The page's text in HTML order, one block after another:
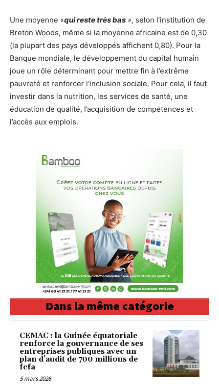
Une moyenne «qui reste très bas », selon l’institution de
Breton Woods, même si la moyenne africaine est de 0,30
(la plupart des pays développés affichent 0,80). Pour la
Banque mondiale, le développement du capital humain
joue un rôle déterminant pour mettre fin à l’extrême
pauvreté et renforcer l’inclusion sociale. Pour cela, il faut
investir dans la nutrition, les services de santé, une
éducation de qualité, l’acquisition de compétences et
l’accès aux emplois.
Dans la même catégorie
CEMAC : la Guinée équatoriale
renforce la gouvernance de ses
entreprises publiques avec un
plan d’audit de 700 millions de
fcfa
5 mars 2026